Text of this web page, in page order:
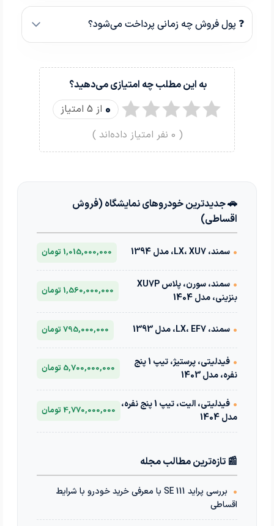
❓ پول فروش چه زمانی پرداخت می‌شود؟
به این مطلب چه امتیازی می‌دهید؟
0 از 5 امتیاز
(
0 نفر امتیاز داده‌اند )
🚗 جدیدترین خودروهای نمایشگاه (فروش
اقساطی)
• سمند، LX، XU7، مدل 1394 1,015,000,000 تومان
•
سمند، سورن، پلاس XU7P
بنزینی، مدل 1404
1,560,000,000 تومان
• سمند، LX، EF7، مدل 1393 795,000,000 تومان
•
فیدلیتی، پرستیژ، تیپ 1 پنج
نفره، مدل 1403
5,700,000,000 تومان
•
فیدلیتی، الیت، تیپ 1 پنج نفره،
مدل 1404
4,770,000,000 تومان
📰 تازه‌ترین مطالب مجله
•
بررسی پراید 111 SE با معرفی خرید خودرو با شرایط
اقساطی